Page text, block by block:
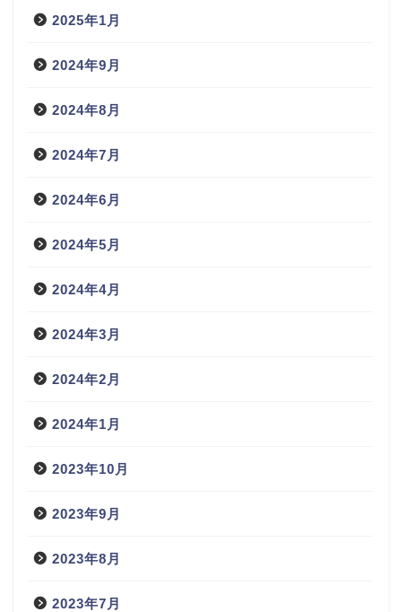
2025年1月
2024年9月
2024年8月
2024年7月
2024年6月
2024年5月
2024年4月
2024年3月
2024年2月
2024年1月
2023年10月
2023年9月
2023年8月
2023年7月